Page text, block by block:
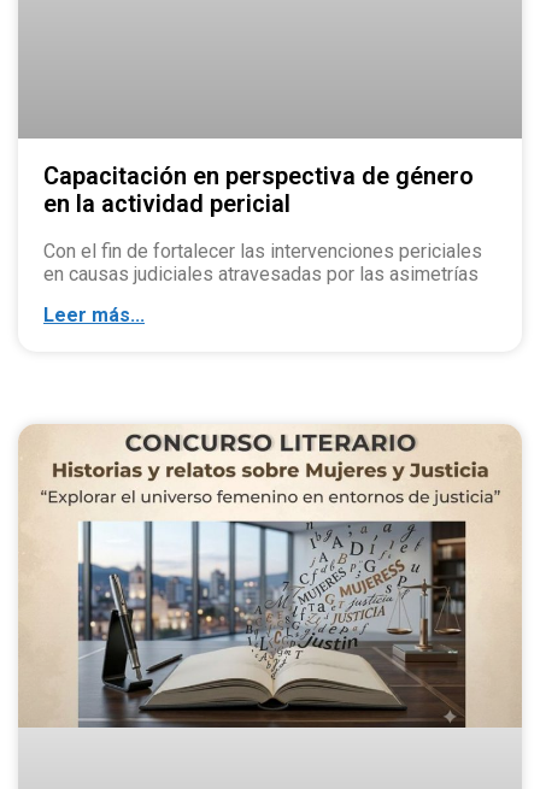
Capacitación en perspectiva de género
en la actividad pericial
Con el fin de fortalecer las intervenciones periciales
en causas judiciales atravesadas por las asimetrías
Leer más...